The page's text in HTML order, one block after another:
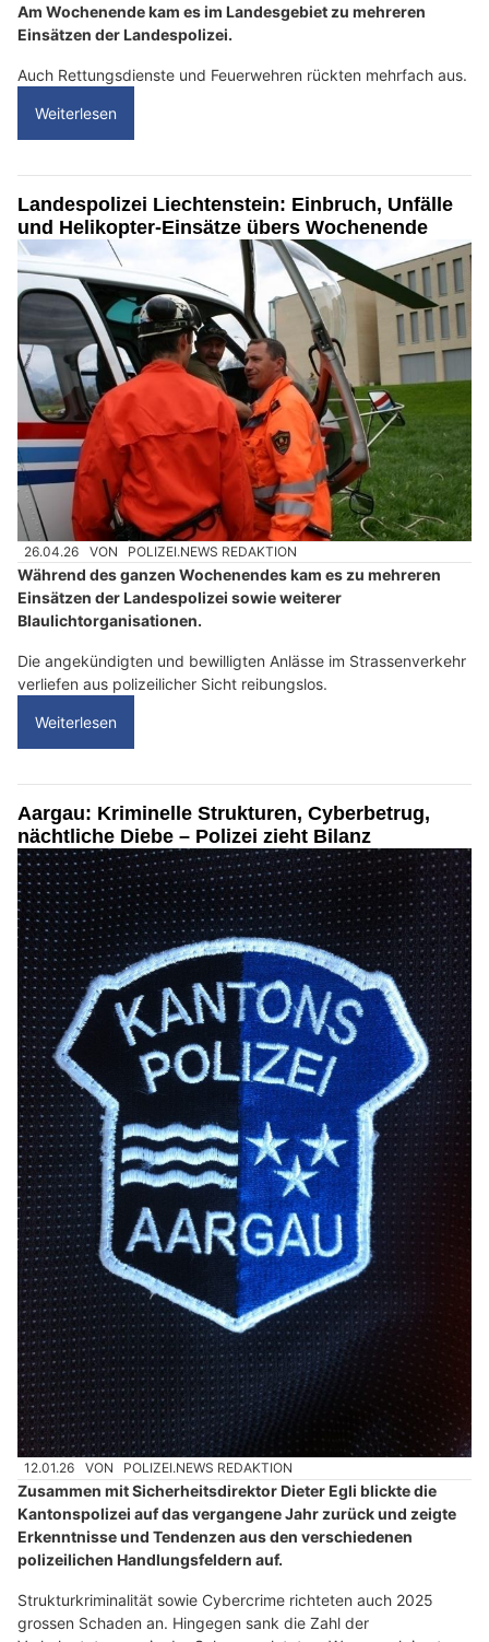
Am Wochenende kam es im Landesgebiet zu mehreren
Einsätzen der Landespolizei.
Auch Rettungsdienste und Feuerwehren rückten mehrfach aus.
Weiterlesen
Landespolizei Liechtenstein: Einbruch, Unfälle
und Helikopter-Einsätze übers Wochenende
26.04.26 VON POLIZEI.NEWS REDAKTION
Während des ganzen Wochenendes kam es zu mehreren
Einsätzen der Landespolizei sowie weiterer
Blaulichtorganisationen.
Die angekündigten und bewilligten Anlässe im Strassenverkehr
verliefen aus polizeilicher Sicht reibungslos.
Weiterlesen
Aargau: Kriminelle Strukturen, Cyberbetrug,
nächtliche Diebe – Polizei zieht Bilanz
12.01.26 VON POLIZEI.NEWS REDAKTION
Zusammen mit Sicherheitsdirektor Dieter Egli blickte die
Kantonspolizei auf das vergangene Jahr zurück und zeigte
Erkenntnisse und Tendenzen aus den verschiedenen
polizeilichen Handlungsfeldern auf.
Strukturkriminalität sowie Cybercrime richteten auch 2025
grossen Schaden an. Hingegen sank die Zahl der